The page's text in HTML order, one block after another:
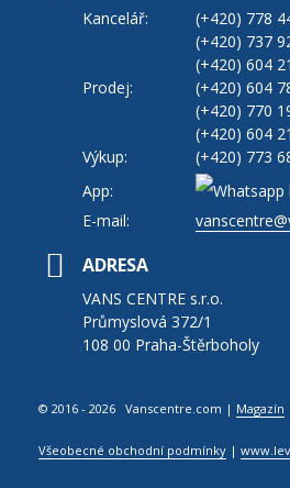
Kancelář: (+420) 778
(+420) 737
(+420) 604
Prodej:
(+420) 604
(+420) 770
(+420) 604
Výkup:
(+420) 773
App:
E-mail:
ADRESA
VANS CENTRE s.r.o.
Průmyslová 372/1
108 00 Praha-Štěrboholy
© 2016 - 2026 Vanscentre.com | Magazín
Všeobecné obchodní podmínky |